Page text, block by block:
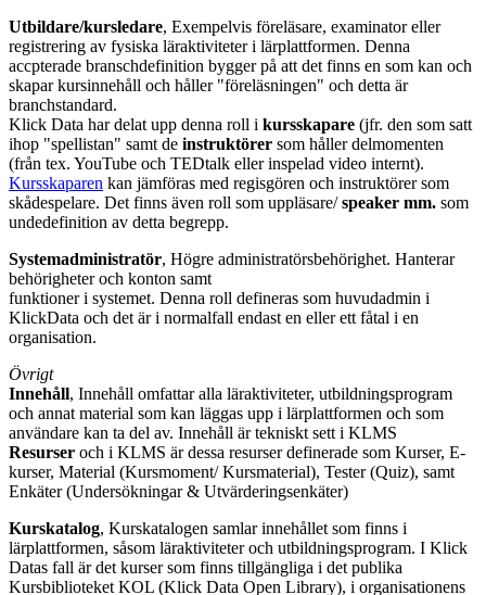
Utbildare/kursledare, Exempelvis föreläsare, examinator eller
registrering av fysiska läraktiviteter i lärplattformen. Denna
accpterade branschdefinition bygger på att det finns en som kan och
skapar kursinnehåll och håller "föreläsningen" och detta är
branchstandard.
Klick Data har delat upp denna roll i kursskapare (jfr. den som satt
ihop "spellistan" samt de instruktörer som håller delmomenten
(från tex. YouTube och TEDtalk eller inspelad video internt).
Kursskaparen kan jämföras med regisgören och instruktörer som
skådespelare. Det finns även roll som uppläsare/speaker mm. som
undedefinition av detta begrepp.
Systemadministratör, Högre administratörsbehörighet. Hanterar
behörigheter och konton samt
funktioner i systemet. Denna roll defineras som huvudadmin i
KlickData och det är i normalfall endast en eller ett fåtal i en
organisation.
Övrigt
Innehåll, Innehåll omfattar alla läraktiviteter, utbildningsprogram
och annat material som kan läggas upp i lärplattformen och som
användare kan ta del av. Innehåll är tekniskt sett i KLMS
Resurser och i KLMS är dessa resurser definerade som Kurser, E-
kurser, Material (Kursmoment/ Kursmaterial), Tester (Quiz), samt
Enkäter (Undersökningar & Utvärderingsenkäter)
Kurskatalog, Kurskatalogen samlar innehållet som finns i
lärplattformen, såsom läraktiviteter och utbildningsprogram. I Klick
Datas fall är det kurser som finns tillgängliga i det publika
Kursbiblioteket KOL (Klick Data Open Library), i organisationens